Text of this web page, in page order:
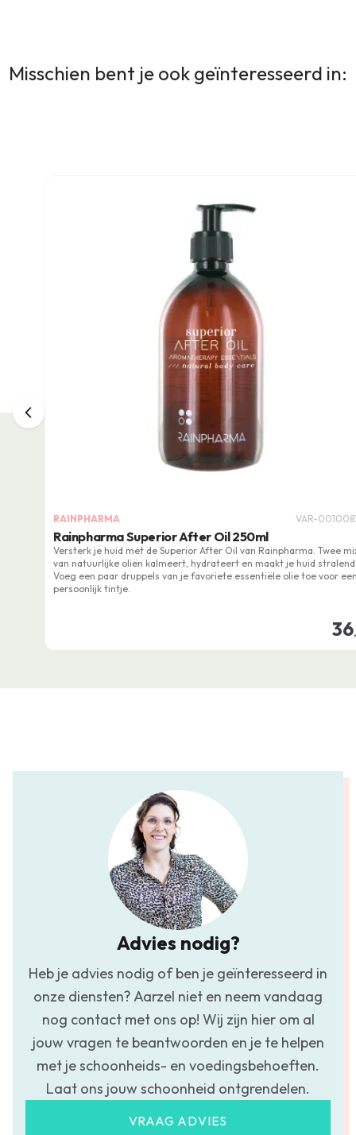
Misschien bent je ook geïnteresseerd in:
RAINPHARMA VAR-
Rainpharma Superior After Oil 250ml
Versterk je huid met de Superior After Oil van Rainpharma. Twee
van natuurlijke oliën kalmeert, hydrateert en maakt je huid
Voeg een paar druppels van je favoriete essentiële olie toe voor
persoonlijk tintje.
36
Advies nodig?
Heb je advies nodig of ben je geïnteresseerd in
onze diensten? Aarzel niet en neem vandaag
nog contact met ons op! Wij zijn hier om al
jouw vragen te beantwoorden en je te helpen
met je schoonheids- en voedingsbehoeften.
Laat ons jouw schoonheid ontgrendelen.
VRAAG ADVIES